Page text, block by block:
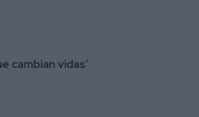
cambian vidas’